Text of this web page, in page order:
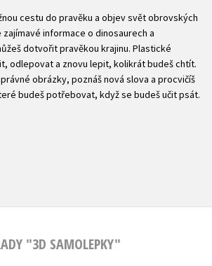
cestu do pravěku a objev svět obrovských
informace o dinosaurech a
dotvořit pravěkou krajinu. Plastické
odlepovat a znovu lepit, kolikrát budeš chtít.
obrázky, poznáš nová slova a procvičíš
budeš potřebovat, když se budeš učit psát.
"3D SAMOLEPKY"